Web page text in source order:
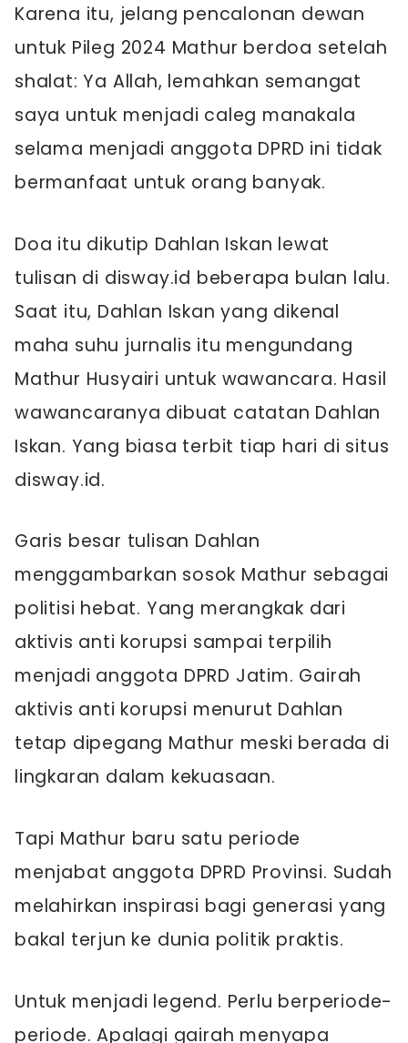
Karena itu, jelang pencalonan dewan
untuk Pileg 2024 Mathur berdoa setelah
shalat: Ya Allah, lemahkan semangat
saya untuk menjadi caleg manakala
selama menjadi anggota DPRD ini tidak
bermanfaat untuk orang banyak.
Doa itu dikutip Dahlan Iskan lewat
tulisan di disway.id beberapa bulan lalu.
Saat itu, Dahlan Iskan yang dikenal
maha suhu jurnalis itu mengundang
Mathur Husyairi untuk wawancara. Hasil
wawancaranya dibuat catatan Dahlan
Iskan. Yang biasa terbit tiap hari di situs
disway.id.
Garis besar tulisan Dahlan
menggambarkan sosok Mathur sebagai
politisi hebat. Yang merangkak dari
aktivis anti korupsi sampai terpilih
menjadi anggota DPRD Jatim. Gairah
aktivis anti korupsi menurut Dahlan
tetap dipegang Mathur meski berada di
lingkaran dalam kekuasaan.
Tapi Mathur baru satu periode
menjabat anggota DPRD Provinsi. Sudah
melahirkan inspirasi bagi generasi yang
bakal terjun ke dunia politik praktis.
Untuk menjadi legend. Perlu berperiode-
periode. Apalagi gairah menyapa